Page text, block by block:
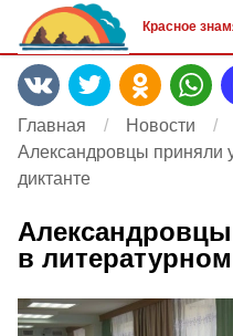
Красное
Главная Новости
Александровцы приняли
диктанте
в